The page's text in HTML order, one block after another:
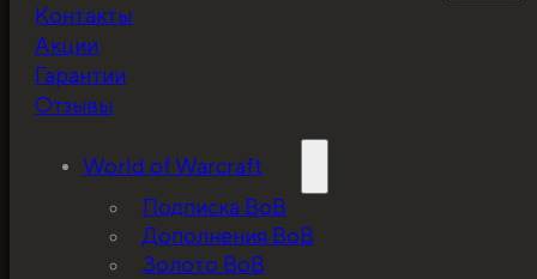
Контакты
Акции
Гарантии
Отзывы
World of Warcraft
Подписка ВоВ
Дополнения ВоВ
Золото ВоВ